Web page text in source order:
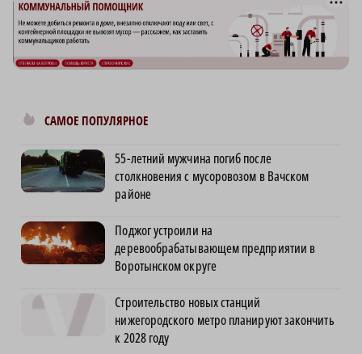
САМОЕ ПОПУЛЯРНОЕ
55-летний мужчина погиб после
столкновения с мусоровозом в Вачском
районе
Поджог устроили на
деревообрабатывающем предприятии в
Воротынском округе
Строительство новых станций
нижегородского метро планируют закончить
к 2028 году